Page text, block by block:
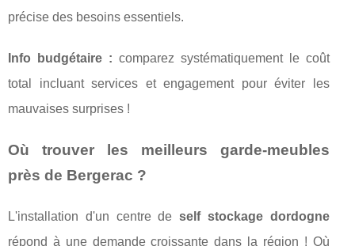
précise des besoins essentiels.
Info budgétaire : comparez systématiquement le coût
total incluant services et engagement pour éviter les
mauvaises surprises !
Où trouver les meilleurs garde-meubles
près de Bergerac ?
L'installation d'un centre deself stockage dordogne
répond à une demande croissante dans la région ! Où